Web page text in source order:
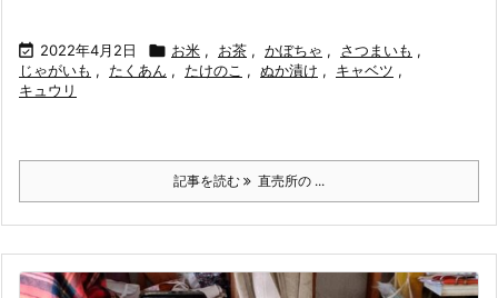
 2022年4月2日  お米 , お茶 , かぼちゃ , さつまいも ,
じゃがいも , たくあん , たけのこ , ぬか漬け , キャベツ ,
キュウリ
記事を読む 直売所の ...